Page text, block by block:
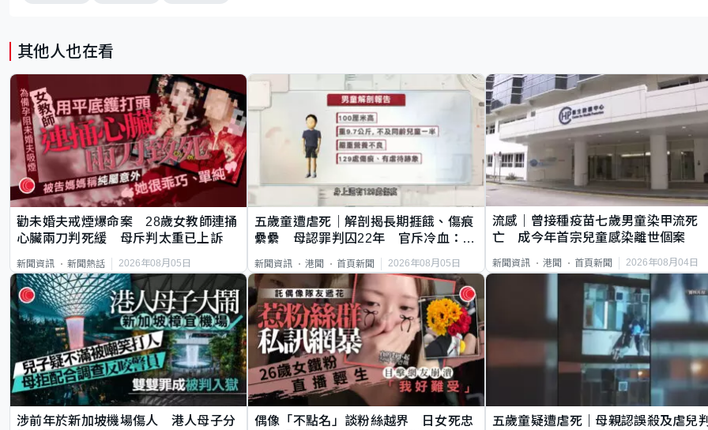
其他人也在看
勸未婚夫戒煙爆命案 28歲女教師連捅
心臟兩刀判死緩 母斥判太重已上訴
新聞資訊 新聞熱話 2026年08月05日
五歲童遭虐死｜解剖揭長期捱餓、傷痕
纍纍 母認罪判囚22年 官斥冷血：同
新聞資訊 港聞 首頁新聞 2026年08月05日
流感｜曾接種疫苗七歲男童染甲流死
亡 成今年首宗兒童感染離世個案
新聞資訊 港聞 首頁新聞 2026年08月04日
涉前年於新加坡機場傷人 港人母子分
偶像「不點名」談粉絲越界 日女死忠
五歲童疑遭虐死｜母親認誤殺及虐兒